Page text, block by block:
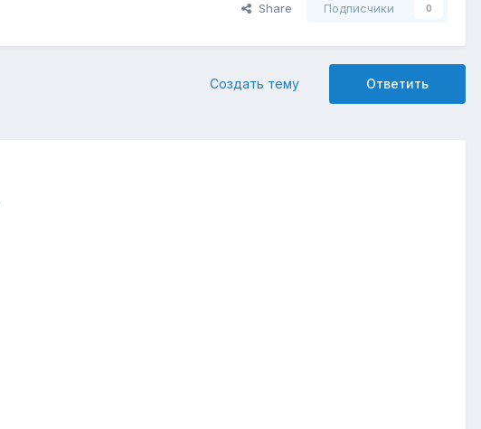
Share Подписчики 0
Ответить
Создать тему